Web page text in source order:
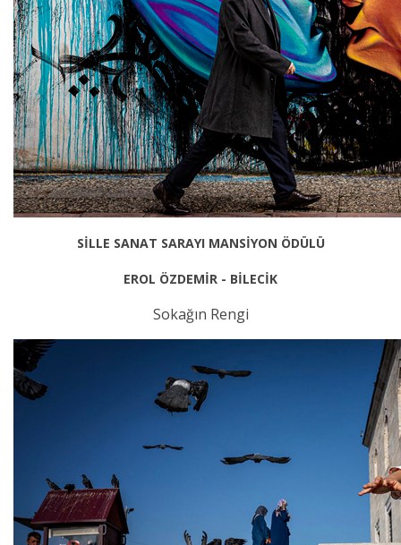
SİLLE SANAT SARAYI MANSİYON ÖDÜLÜ
EROL ÖZDEMİR - BİLECİK
Sokağın Rengi